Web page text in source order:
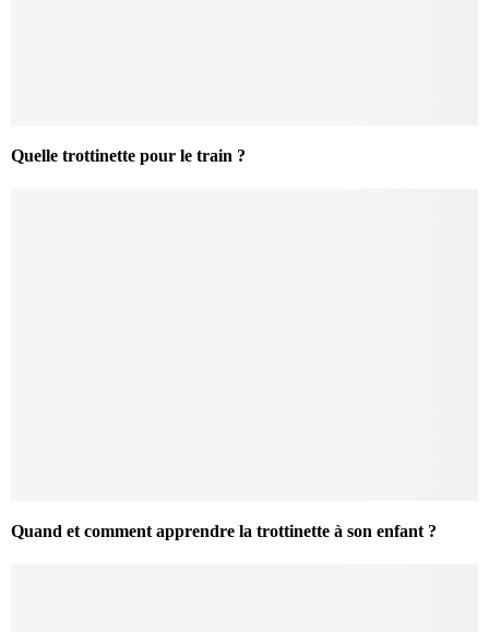
Quelle trottinette pour le train ?
Quand et comment apprendre la trottinette à son enfant ?